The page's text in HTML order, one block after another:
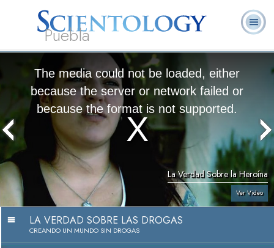
Puebla
Ministros
Voluntarios
The media could not be loaded, either
because the server or network failed or
because the format is not supported.
La Verdad Sobre la Heroína
Ver Video
LA VERDAD SOBRE LAS DROGAS
CREANDO UN MUNDO SIN DROGAS